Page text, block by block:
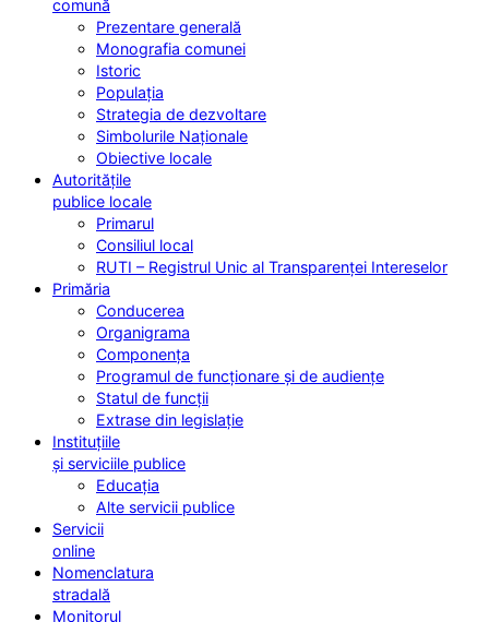
comună
Prezentare generală
Monografia comunei
Istoric
Populația
Strategia de dezvoltare
Simbolurile Naționale
Obiective locale
Autoritățile
publice locale
Primarul
Consiliul local
RUTI – Registrul Unic al Transparenței Intereselor
Primăria
Conducerea
Organigrama
Componența
Programul de funcționare și de audiențe
Statul de funcții
Extrase din legislație
Instituțiile
și serviciile publice
Educația
Alte servicii publice
Servicii
online
Nomenclatura
stradală
Monitorul